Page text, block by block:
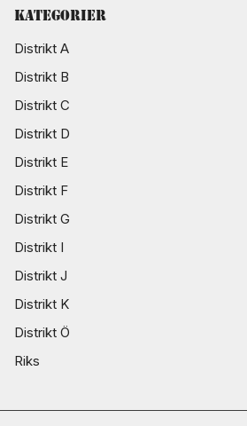
Kategorier
Distrikt A
Distrikt B
Distrikt C
Distrikt D
Distrikt E
Distrikt F
Distrikt G
Distrikt I
Distrikt J
Distrikt K
Distrikt Ö
Riks